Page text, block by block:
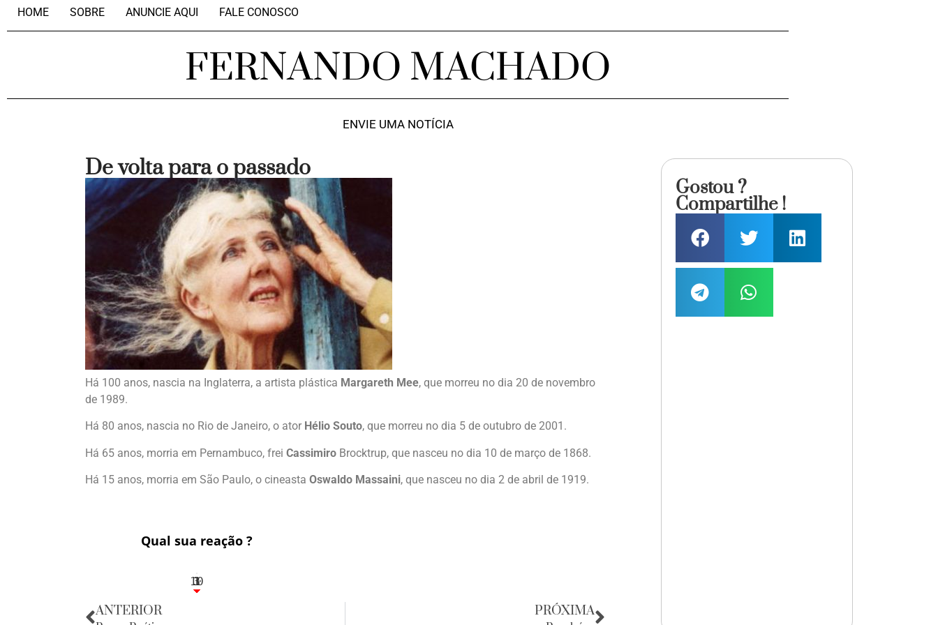
HOME SOBRE ANUNCIE AQUI FALE CONOSCO
FERNANDO MACHADO
ENVIE UMA NOTÍCIA
De volta para o passado
Há 100 anos, nascia na Inglaterra, a artista plástica Margareth Mee, que morreu no dia 20 de novembro
de 1989.
Há 80 anos, nascia no Rio de Janeiro, o ator Hélio Souto, que morreu no dia 5 de outubro de 2001.
Há 65 anos, morria em Pernambuco, frei Cassimiro Brocktrup, que nasceu no dia 10 de março de 1868.
Há 15 anos, morria em São Paulo, o cineasta Oswaldo Massaini, que nasceu no dia 2 de abril de 1919.
Qual sua reação ?
3
1
1
3
10
ANTERIOR PRÓXIMA
Gostou ?
Compartilhe !